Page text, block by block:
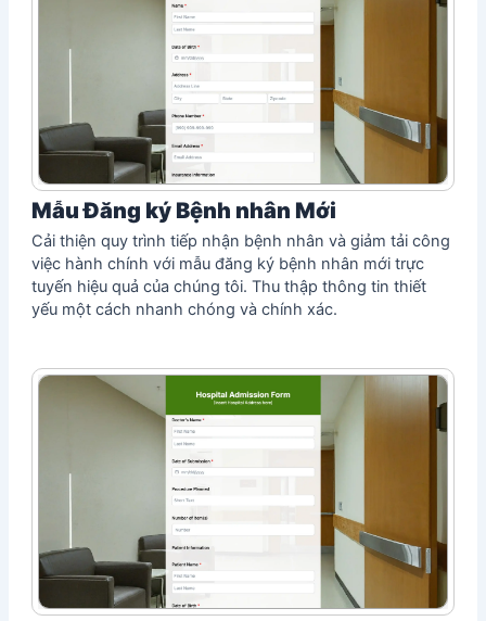
Mẫu Đăng ký Bệnh nhân Mới
Cải thiện quy trình tiếp nhận bệnh nhân và giảm tải công
việc hành chính với mẫu đăng ký bệnh nhân mới trực
tuyến hiệu quả của chúng tôi. Thu thập thông tin thiết
yếu một cách nhanh chóng và chính xác.